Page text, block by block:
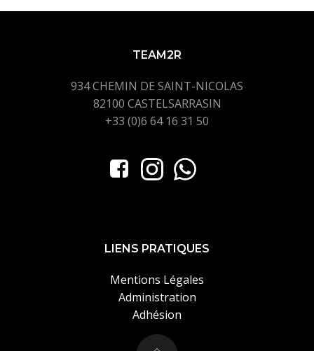
TEAM2R
934 CHEMIN DE SAINT-NICOLAS
82100 CASTELSARRASIN
+33 (0)6 64 16 31 50
LIENS PRATIQUES
Mentions Légales
Administration
Adhésion